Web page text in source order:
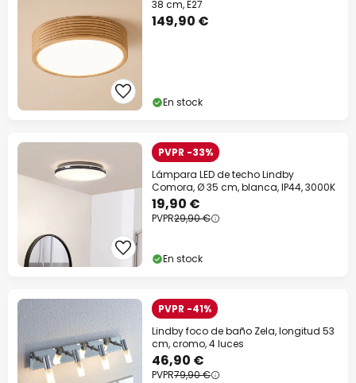
38 cm, E27
149,90 €
En stock
PVPR -33%
Lámpara LED de techo Lindby
Comora, Ø 35 cm, blanca, IP44, 3000K
19,90 €
PVPR29,90 €
En stock
PVPR -41%
Lindby foco de baño Zela, longitud 53
cm, cromo, 4 luces
46,90 €
PVPR79,90 €